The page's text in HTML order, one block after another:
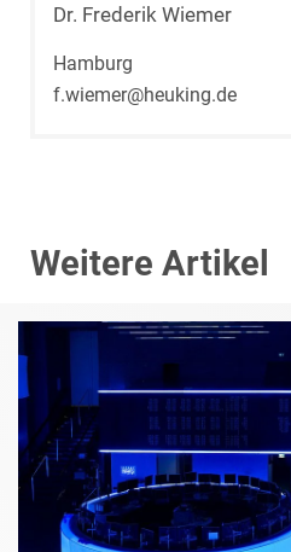
Dr. Frederik Wiemer
Hamburg
f.wiemer@heuking.de
Weitere Artikel